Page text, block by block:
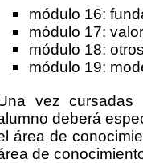
módulo 16:
módulo 17:
módulo 18:
módulo 19:
vez cursadas
deberá
área de
de